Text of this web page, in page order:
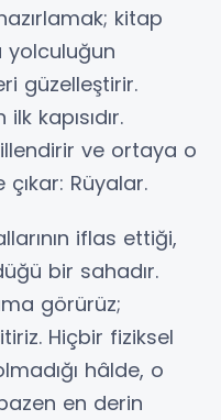
kitap
yolculuğun
güzelleştirir.
kapısıdır.
ve ortaya o
Rüyalar.
iflas ettiği,
bir sahadır.
görürüz;
Hiçbir fiziksel
hâlde, o
en derin